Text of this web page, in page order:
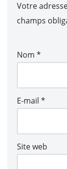
Votre
champs
Nom *
E-mail *
Site web